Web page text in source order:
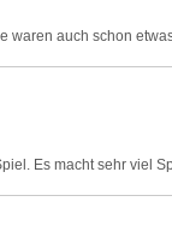
auch schon
Es macht sehr viel